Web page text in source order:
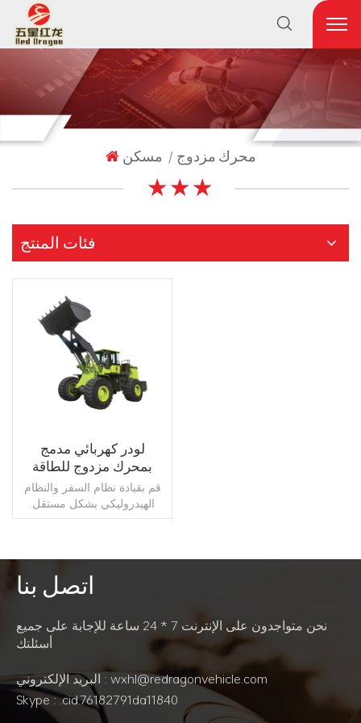
مسكن | محرك مزدوج
★ ★ ★
فئات المنتج
لودر كهربائي مدمج
بمحرك مزدوج للطاقة
جديد
قم بقيادة نظام السفر والنظام
الهيدروليكي بشكل مستقل.
تحسين كفاءة تشغيل النظام
اقرأ أكثر
اتصل بنا
نحن متواجدون على الإنترنت 7 * 24 ساعة للإجابة على جميع
أسئلتك
البريد الإلكتروني : wxhl@redragonvehicle.com
Skype : .cid.76182791da11840